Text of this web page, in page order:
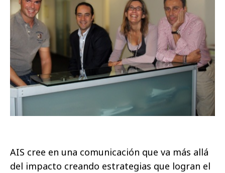
AIS cree en una comunicación que va más allá
del impacto creando estrategias que logran el